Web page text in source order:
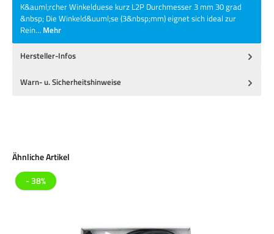
K&auml;rcher Winkelduese kurz L2P Durchmesser 3 mm 30 grad
&nbsp; Die Winkeld&uuml;se (3&nbsp;mm) eignet sich ideal zur
Rein… Mehr
Hersteller-Infos
Warn- u. Sicherheitshinweise
Produktgalerie überspringen
Ähnliche Artikel
- 38%